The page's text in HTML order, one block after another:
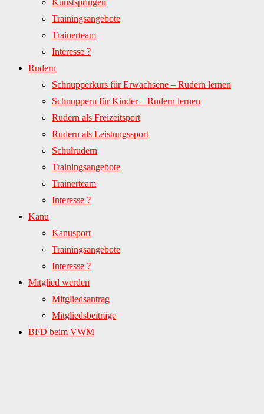
Kunstspringen
Trainingsangebote
Trainerteam
Interesse ?
Rudern
Schnupperkurs für Erwachsene – Rudern lernen
Schnuppern für Kinder – Rudern lernen
Rudern als Freizeitsport
Rudern als Leistungssport
Schulrudern
Trainingsangebote
Trainerteam
Interesse ?
Kanu
Kanusport
Trainingsangebote
Interesse ?
Mitglied werden
Mitgliedsantrag
Mitgliedsbeiträge
BFD beim VWM